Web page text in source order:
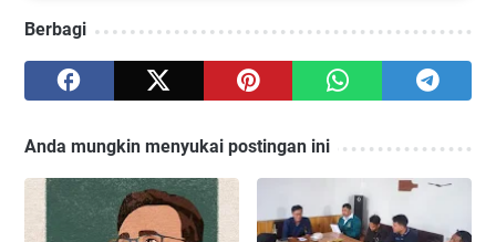
Berbagi
Anda mungkin menyukai postingan ini